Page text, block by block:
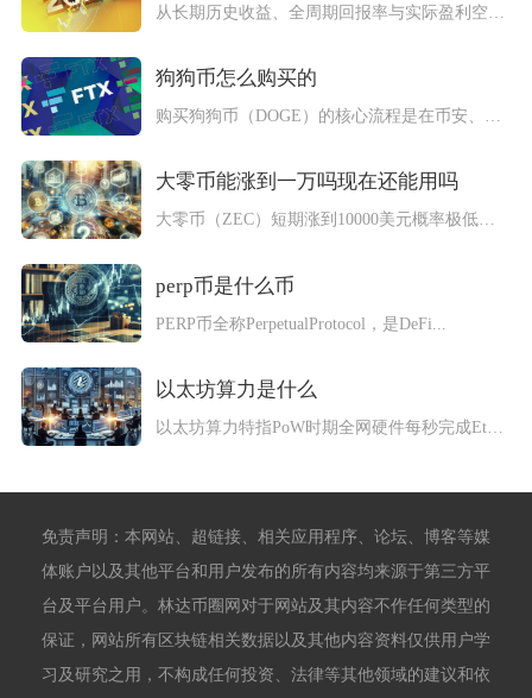
狗狗币怎么购买的
大零币能涨到一万吗现在还能用吗
大零币（ZEC）短期涨到10000美元概率极低，当前仍可正常...
perp币是什么币
PERP币全称PerpetualProtocol，是DeFi...
以太坊算力是什么
以太坊算力特指PoW时期全网硬件每秒完成Ethash哈希运算...
免责声明：本网站、超链接、相关应用程序、论坛、博客等媒
体账户以及其他平台和用户发布的所有内容均来源于第三方平
台及平台用户。林达币圈网对于网站及其内容不作任何类型的
保证，网站所有区块链相关数据以及其他内容资料仅供用户学
习及研究之用，不构成任何投资、法律等其他领域的建议和依